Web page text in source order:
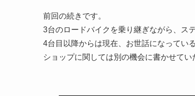
前回の続きです。
3台のロードバイクを乗り継ぎながら、ス
4台目以降からは現在、お世話になってい
ショップに関しては別の機会に書かせてい